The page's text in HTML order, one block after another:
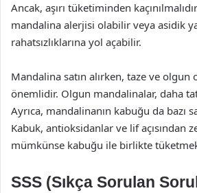
Ancak, aşırı tüketiminden
mandalina alerjisi olabilir veya asidik
rahatsızlıklarına yol açabilir.
Mandalina satın alırken, taze ve olgun
önemlidir. Olgun mandalinalar, daha
Ayrıca, mandalinanın kabuğu da bazı
Kabuk, antioksidanlar ve lif açısından
mümkünse kabuğu ile birlikte
SSS (Sıkça Sorulan